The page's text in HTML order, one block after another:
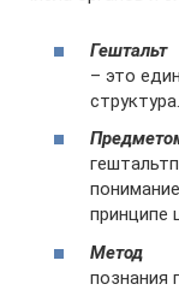
Гештальт
– это
структура.
принципе
Метод
познания